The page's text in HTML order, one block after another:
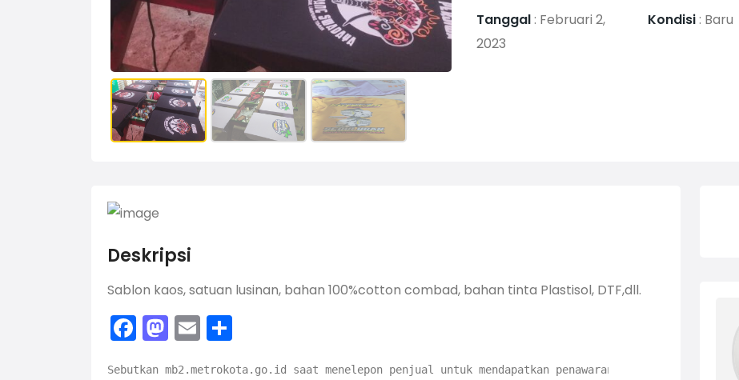
Tanggal : Februari 2,
2023
Kondisi : Baru
Deskripsi
Sablon kaos, satuan lusinan, bahan 100%cotton combad, bahan tinta Plastisol, DTF,dll.
Facebook
Mastodon
Email
Sebutkan mb2.metrokota.go.id saat menelepon penjual untuk mendapatkan penawaran bagus